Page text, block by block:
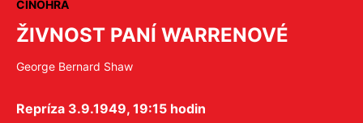
ČINOHRA
ŽIVNOST PANÍ WARRENOVÉ
George Bernard Shaw
Repríza 3.9.1949, 19:15 hodin